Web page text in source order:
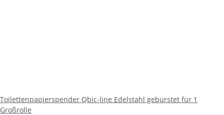
Toilettenpapierspender Qbic-line Edelstahl gebürstet für 1
Großrolle